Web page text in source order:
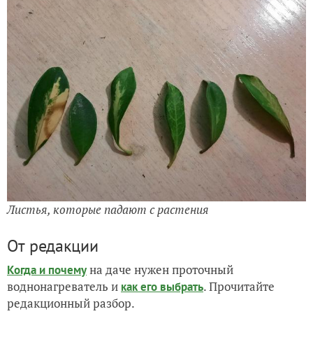
Листья, которые падают с растения
От редакции
Когда и почемуна даче нужен проточный
воднонагреватель и как его выбрать. Прочитайте
редакционный разбор.